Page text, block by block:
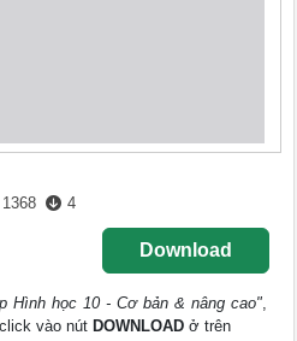
1368 4
Download
Hình học 10 - Cơ bản & nâng cao",
vào nút DOWNLOAD ở trên